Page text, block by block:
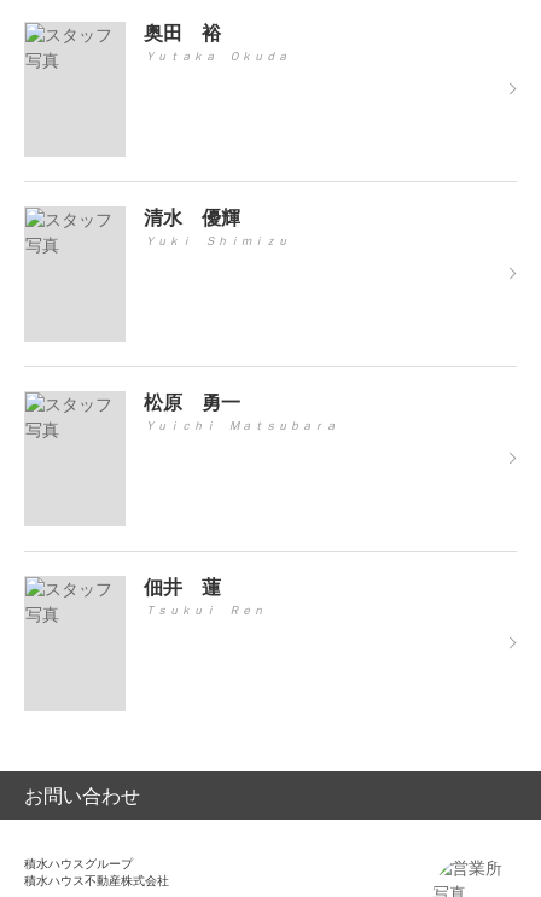
奥田 裕
Ｙｕｔａｋａ Ｏｋｕｄａ
清水 優輝
Ｙｕｋｉ Ｓｈｉｍｉｚｕ
松原 勇一
Ｙｕｉｃｈｉ Ｍａｔｓｕｂａｒａ
佃井 蓮
Ｔｓｕｋｕｉ Ｒｅｎ
お問い合わせ
積水ハウスグループ
積水ハウス不動産株式会社